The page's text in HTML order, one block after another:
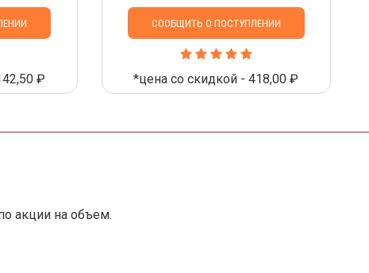
₽
СООБЩИТЬ О ПОСТУПЛЕНИИ
*цена со скидкой - 418,00 ₽
акции на объем.